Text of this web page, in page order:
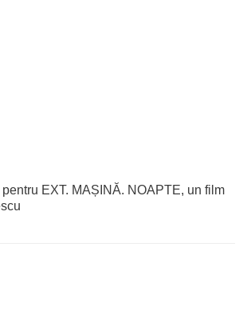
EXT. MAȘINĂ. NOAPTE, un film